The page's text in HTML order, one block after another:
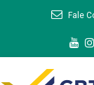
Fale